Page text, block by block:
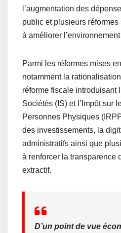
l’augmentation des
public et plusieurs
à améliorer
Parmi les réformes mises
notamment la
réforme fiscale introduisant
Sociétés (IS) et l’Impôt sur
Personnes Physiques
des investissements, la
administratifs ainsi que
à renforcer la transparence
extractif.
D’un point de vue